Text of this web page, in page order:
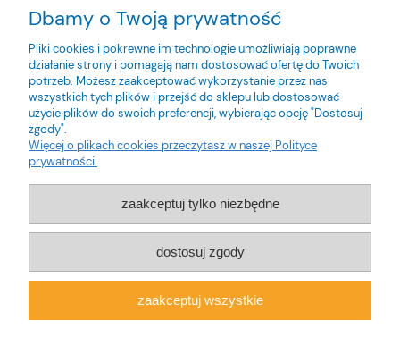
Twoje dane będą przetwarzane zgodnie z nasząpolityką
prywatności
Pomoc
Moje konto
Dbamy o Twoją prywatność
Pliki cookies i pokrewne im technologie umożliwiają poprawne
działanie strony i pomagają nam dostosować ofertę do Twoich
potrzeb. Możesz zaakceptować wykorzystanie przez nas
wszystkich tych plików i przejść do sklepu lub dostosować
użycie plików do swoich preferencji, wybierając opcję "Dostosuj
zgody".
Więcej o plikach cookies przeczytasz w naszej Polityce
prywatności.
zaakceptuj tylko niezbędne
dostosuj zgody
zaakceptuj wszystkie